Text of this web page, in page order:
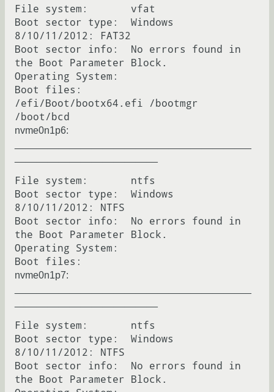
File system:       vfat
Boot sector type:  Windows
8/10/11/2012: FAT32
Boot sector info:  No errors found in
the Boot Parameter Block.
Operating System:
Boot files:
/efi/Boot/bootx64.efi /bootmgr
nvme0n1p6:
File system:       ntfs
Boot sector type:  Windows
8/10/11/2012: NTFS
Boot sector info:  No errors found in
the Boot Parameter Block.
Operating System:
nvme0n1p7:
File system:       ntfs
Boot sector type:  Windows
8/10/11/2012: NTFS
Boot sector info:  No errors found in
the Boot Parameter Block.